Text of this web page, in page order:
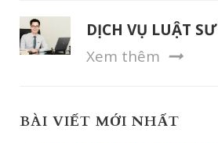
DỊCH VỤ LUẬT SƯ
Xem thêm
BÀI VIẾT MỚI NHẤT